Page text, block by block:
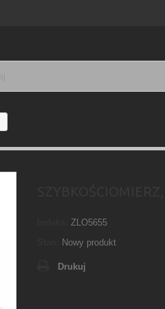
ZLO5655
Nowy produkt
Drukuj